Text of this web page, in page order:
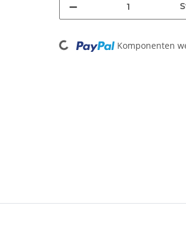
Loading... Komponenten